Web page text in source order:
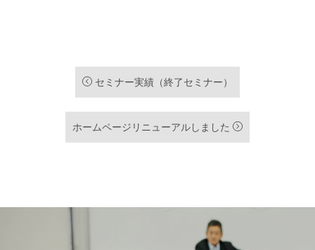
セミナー実績（終了セミナー）
ホームページリニューアルしました